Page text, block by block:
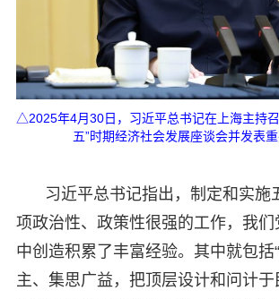
△2025年4月30日，习近平总书记在上海主持
五”时期经济社会发展座谈会并发表重
习近平总书记指出，制定和实施
项政治性、政策性很强的工作，我
中创造积累了丰富经验。其中就包括
主、集思广益，把顶层设计和问计于